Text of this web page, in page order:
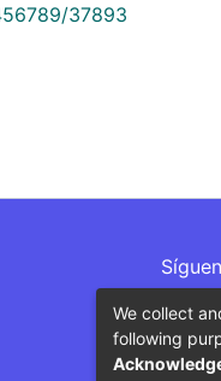
37893
We collect
following